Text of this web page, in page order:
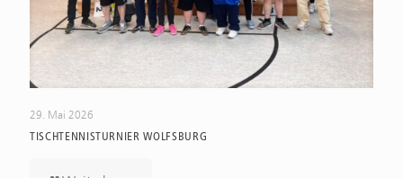
29. Mai 2026
TISCHTENNISTURNIER WOLFSBURG